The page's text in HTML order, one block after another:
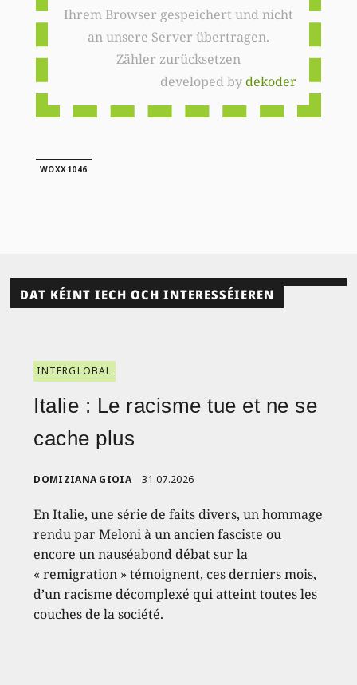
Ihrem Browser gespeichert und nicht
an unsere Server übertragen.
Zähler zurücksetzen
developed bydekoder
WOXX1046
DAT KÉINT IECH OCH INTERESSÉIEREN
INTERGLOBAL
Italie : Le racisme tue et ne se
cache plus
DOMIZIANA GIOIA 31.07.2026
En Italie, une série de faits divers, un hommage
rendu par Meloni à un ancien fasciste ou
encore un nauséabond débat sur la
« remigration » témoignent, ces derniers mois,
d’un racisme décomplexé qui atteint toutes les
couches de la société.